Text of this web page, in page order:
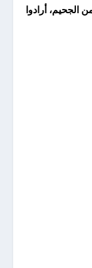
الجحيم، أرادوا